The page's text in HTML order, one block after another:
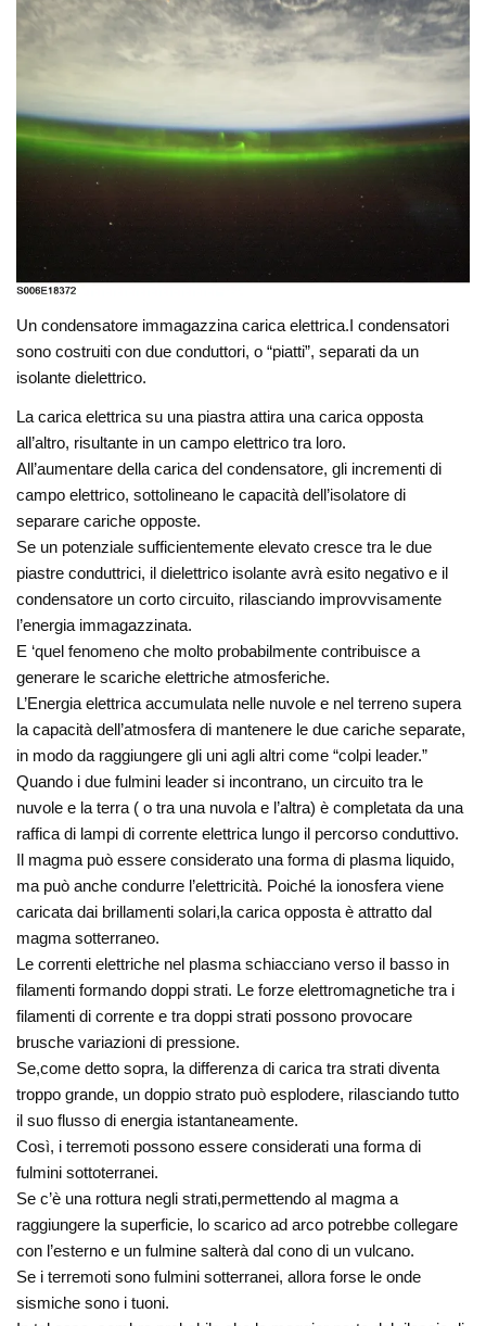
Un condensatore immagazzina carica elettrica.I condensatori
sono costruiti con due conduttori, o “piatti”, separati da un
isolante dielettrico.
La carica elettrica su una piastra attira una carica opposta
all’altro, risultante in un campo elettrico tra loro.
All’aumentare della carica del condensatore, gli incrementi di
campo elettrico, sottolineano le capacità dell’isolatore di
separare cariche opposte.
Se un potenziale sufficientemente elevato cresce tra le due
piastre conduttrici, il dielettrico isolante avrà esito negativo e il
condensatore un corto circuito, rilasciando improvvisamente
l’energia immagazzinata.
E ‘quel fenomeno che molto probabilmente contribuisce a
generare le scariche elettriche atmosferiche.
L’Energia elettrica accumulata nelle nuvole e nel terreno supera
la capacità dell’atmosfera di mantenere le due cariche separate,
in modo da raggiungere gli uni agli altri come “colpi leader.”
Quando i due fulmini leader si incontrano, un circuito tra le
nuvole e la terra ( o tra una nuvola e l’altra) è completata da una
raffica di lampi di corrente elettrica lungo il percorso conduttivo.
Il magma può essere considerato una forma di plasma liquido,
ma può anche condurre l’elettricità. Poiché la ionosfera viene
caricata dai brillamenti solari,la carica opposta è attratto dal
magma sotterraneo.
Le correnti elettriche nel plasma schiacciano verso il basso in
filamenti formando doppi strati. Le forze elettromagnetiche tra i
filamenti di corrente e tra doppi strati possono provocare
brusche variazioni di pressione.
Se,come detto sopra, la differenza di carica tra strati diventa
troppo grande, un doppio strato può esplodere, rilasciando tutto
il suo flusso di energia istantaneamente.
Così, i terremoti possono essere considerati una forma di
fulmini sottoterranei.
Se c’è una rottura negli strati,permettendo al magma a
raggiungere la superficie, lo scarico ad arco potrebbe collegare
con l’esterno e un fulmine salterà dal cono di un vulcano.
Se i terremoti sono fulmini sotterranei, allora forse le onde
sismiche sono i tuoni.